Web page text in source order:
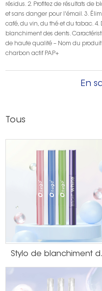
résidus. 2. Profitez de résultats de
et sans danger pour l'émail. 3.
café, du vin, du thé et du tabac.
blanchiment des dents.
de haute qualité – Nom du
charbon actif PAP+
En
Tous
Stylo